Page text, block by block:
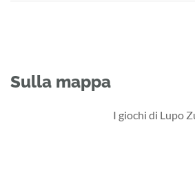
Sulla mappa